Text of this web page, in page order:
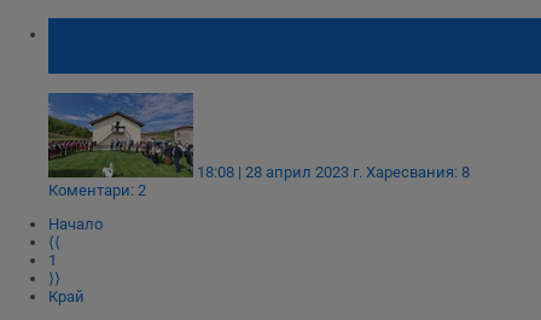
18:08 | 28 април 2023 г. Харесвания: 8
Коментари: 2
Начало
⟨⟨
1
⟩⟩
Край